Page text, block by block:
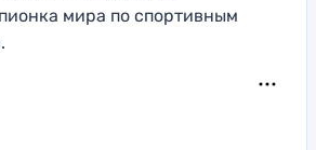
мира по спортивным